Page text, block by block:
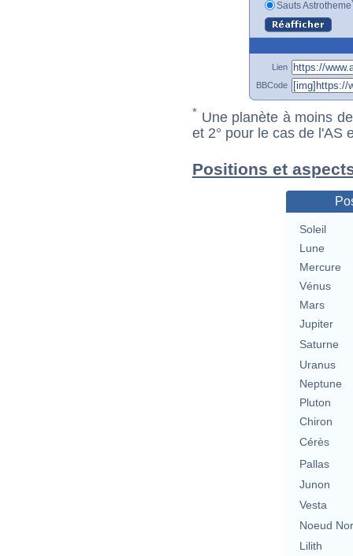
Sauts Astrotheme
Lien
BBCode
* Une planète à moins
et 2° pour le cas de l'AS
Positions et
Soleil
Lune
Mercure
Vénus
Mars
Jupiter
Saturne
Uranus
Neptune
Pluton
Chiron
Cérès
Pallas
Junon
Vesta
Noeud
Lilith